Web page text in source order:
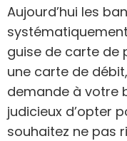
Aujourd’hui les
guise de carte de
une carte de
demande à votre
judicieux d’opter
souhaitez ne pas